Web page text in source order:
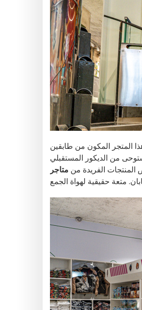
المتجر المكون من طابقين
من الديكور المستقبلي
الفريدة من متاجر